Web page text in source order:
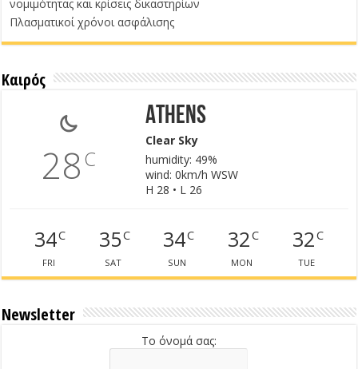
νομιμότητας και κρίσεις δικαστηρίων
Πλασματικοί χρόνοι ασφάλισης
Καιρός
28C
Athens
Clear Sky
humidity: 49%
wind: 0km/h WSW
H 28 • L 26
34C
FRI
35C
SAT
34C
SUN
32C
MON
32C
TUE
Newsletter
Το όνομά σας: